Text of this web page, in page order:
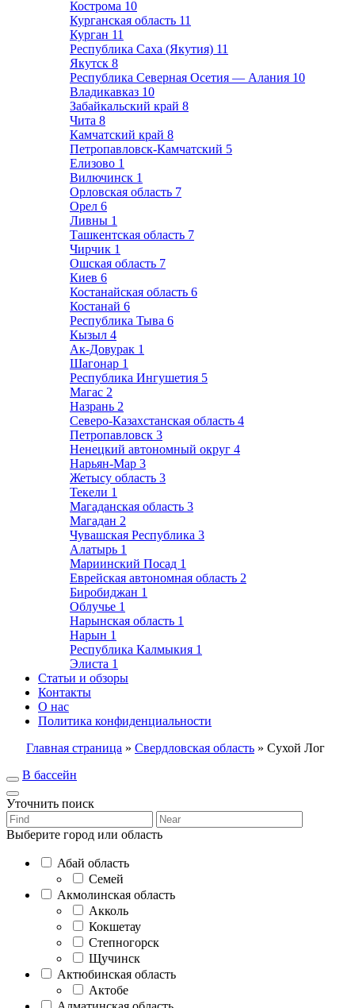
Кострома 10
Курганская область 11
Курган 11
Республика Саха (Якутия) 11
Якутск 8
Республика Северная Осетия — Алания 10
Владикавказ 10
Забайкальский край 8
Чита 8
Камчатский край 8
Петропавловск-Камчатский 5
Елизово 1
Вилючинск 1
Орловская область 7
Орел 6
Ливны 1
Ташкентская область 7
Чирчик 1
Ошская область 7
Киев 6
Костанайская область 6
Костанай 6
Республика Тыва 6
Кызыл 4
Ак-Довурак 1
Шагонар 1
Республика Ингушетия 5
Магас 2
Назрань 2
Северо-Казахстанская область 4
Петропавловск 3
Ненецкий автономный округ 4
Нарьян-Мар 3
Жетысу область 3
Текели 1
Магаданская область 3
Магадан 2
Чувашская Республика 3
Алатырь 1
Мариинский Посад 1
Еврейская автономная область 2
Биробиджан 1
Облучье 1
Нарынская область 1
Нарын 1
Республика Калмыкия 1
Элиста 1
Статьи и обзоры
Контакты
О нас
Политика конфиденциальности
Главная страница » Свердловская область » Сухой Лог
В бассейн
Уточнить поиск
Выберите город или область
Абай область
Семей
Акмолинская область
Акколь
Кокшетау
Степногорск
Щучинск
Актюбинская область
Актобе